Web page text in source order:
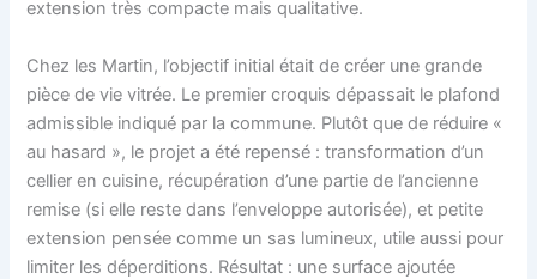
extension très compacte mais qualitative.
Chez les Martin, l’objectif initial était de créer une grande
pièce de vie vitrée. Le premier croquis dépassait le plafond
admissible indiqué par la commune. Plutôt que de réduire «
au hasard », le projet a été repensé : transformation d’un
cellier en cuisine, récupération d’une partie de l’ancienne
remise (si elle reste dans l’enveloppe autorisée), et petite
extension pensée comme un sas lumineux, utile aussi pour
limiter les déperditions. Résultat : une surface ajoutée